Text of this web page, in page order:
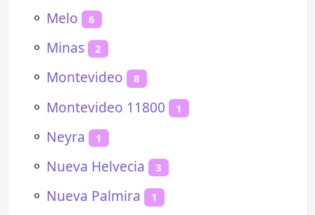
⚬ Melo 6
⚬ Minas 2
⚬ Montevideo 8
⚬ Montevideo 11800 1
⚬ Neyra 1
⚬ Nueva Helvecia 3
⚬ Nueva Palmira 1